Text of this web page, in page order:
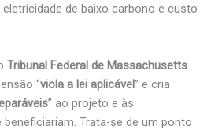
de baixo carbono e custo
Tribunal Federal de Massachusetts
“viola a lei aplicável” e cria
” ao projeto e às
Trata-se de um ponto